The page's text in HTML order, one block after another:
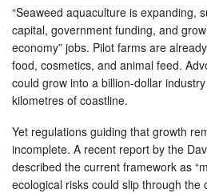
“Seaweed aquaculture is expanding,
capital, government funding, and
economy” jobs. Pilot farms are
food, cosmetics, and animal feed.
could grow into a billion-dollar industry
kilometres of coastline.
Yet regulations guiding that growth
incomplete. A recent report by the
described the current framework as
ecological risks could slip through the